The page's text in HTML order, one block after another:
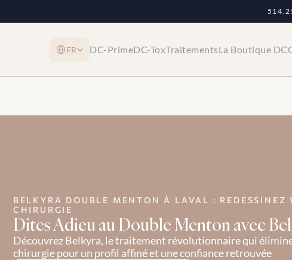
FR DC-PrimeDC-ToxTraitementsLa Boutique DC
BELKYRA DOUBLE MENTON À LAVAL : REDESSINEZ
CHIRURGIE
Dites Adieu au Double Menton avec
Découvrez Belkyra, le traitement révolutionnaire qui
chirurgie pour un profil affiné et une confiance retrouvée